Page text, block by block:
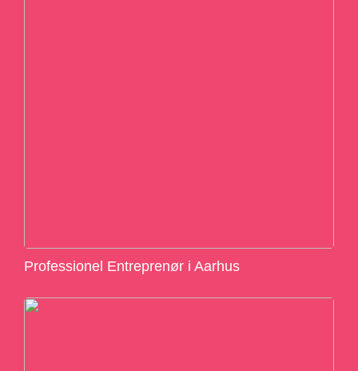
Professionel Entreprenør i Aarhus